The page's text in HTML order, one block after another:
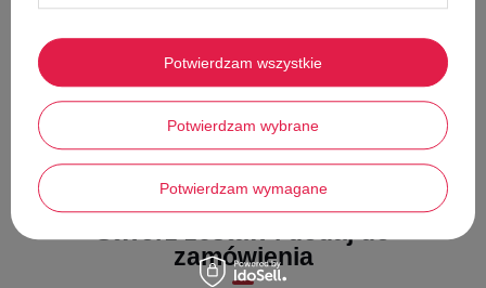
Górę cholewki możnadopasowaćdo stopysznurkiem ze
ściągaczem
Podeszwa z gumy gwarantujedoskonałą przyczepność
Stwórz zestaw i dodaj do
zamówienia
Potwierdzam wybrane
Potwierdzam wymagane
Potwierdzam wszystkie